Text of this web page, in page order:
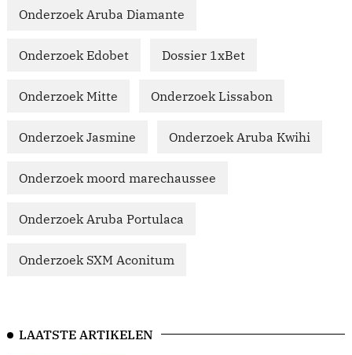
Onderzoek Aruba Diamante
Onderzoek Edobet Dossier 1xBet
Onderzoek Mitte Onderzoek Lissabon
Onderzoek Jasmine Onderzoek Aruba Kwihi
Onderzoek moord marechaussee
Onderzoek Aruba Portulaca
Onderzoek SXM Aconitum
LAATSTE ARTIKELEN